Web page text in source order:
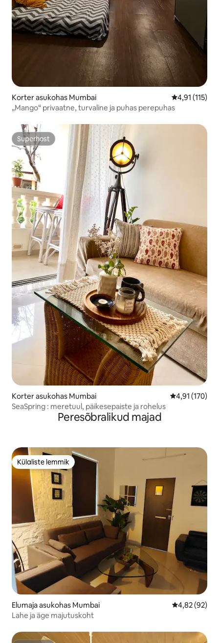
Korter asukohas Mumbai Keskmine
4,91 (115)
„Mango“ privaatne, turvaline ja puhas perepuhas
Superhost
Superhost
Korter asukohas Mumbai Keskmine
4,91 (170)
SeaSpring : meretuul, päikesepaiste ja rohelus
Peresõbralikud majad
Külaliste lemmik
Külaliste lemmik
Elumaja asukohas Mumbai Keskmine
4,82 (92)
Lahe ja äge majutuskoht